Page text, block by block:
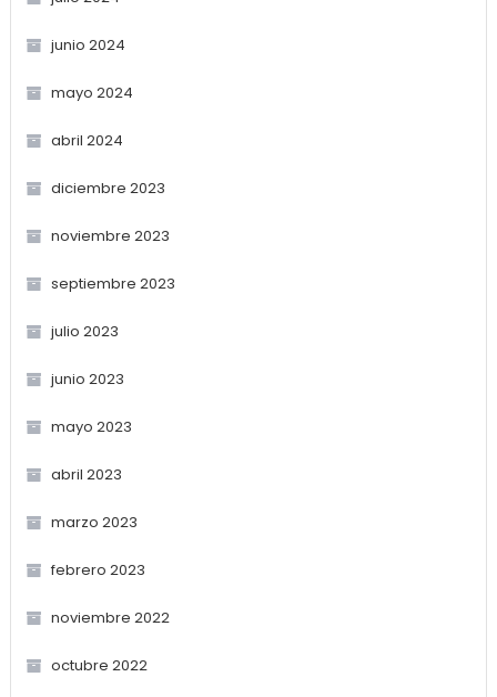
junio 2024
mayo 2024
abril 2024
diciembre 2023
noviembre 2023
septiembre 2023
julio 2023
junio 2023
mayo 2023
abril 2023
marzo 2023
febrero 2023
noviembre 2022
octubre 2022